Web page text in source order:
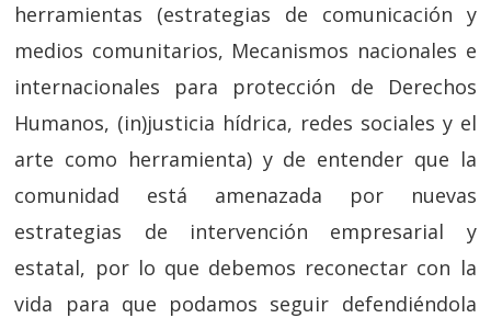
herramientas (estrategias de comunicación y
medios comunitarios, Mecanismos nacionales e
internacionales para protección de Derechos
Humanos, (in)justicia hídrica, redes sociales y el
arte como herramienta) y de entender que la
comunidad está amenazada por nuevas
estrategias de intervención empresarial y
estatal, por lo que debemos reconectar con la
vida para que podamos seguir defendiéndola